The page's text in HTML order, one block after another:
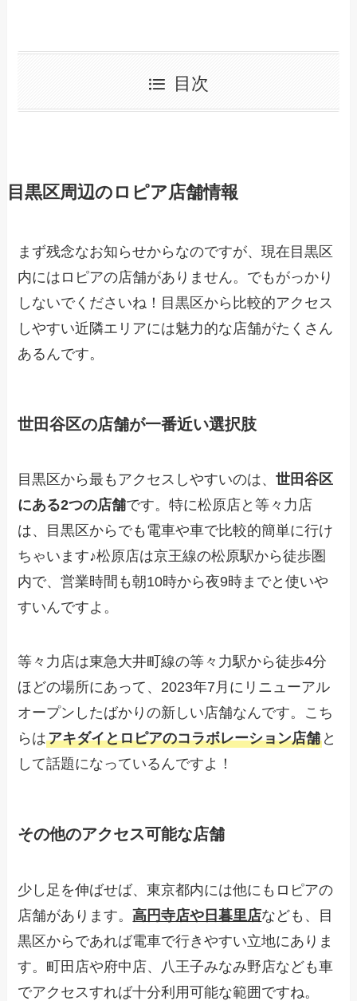
目次
目黒区周辺のロピア店舗情報
まず残念なお知らせからなのですが、現在目黒区
内にはロピアの店舗がありません。でもがっかり
しないでくださいね！目黒区から比較的アクセス
しやすい近隣エリアには魅力的な店舗がたくさん
あるんです。
世田谷区の店舗が一番近い選択肢
目黒区から最もアクセスしやすいのは、世田谷区
にある2つの店舗です。特に松原店と等々力店
は、目黒区からでも電車や車で比較的簡単に行け
ちゃいます♪松原店は京王線の松原駅から徒歩圏
内で、営業時間も朝10時から夜9時までと使いや
すいんですよ。
等々力店は東急大井町線の等々力駅から徒歩4分
ほどの場所にあって、2023年7月にリニューアル
オープンしたばかりの新しい店舗なんです。こち
らはアキダイとロピアのコラボレーション店舗 と
して話題になっているんですよ！
その他のアクセス可能な店舗
少し足を伸ばせば、東京都内には他にもロピアの
店舗があります。高円寺店や日暮里店なども、目
黒区からであれば電車で行きやすい立地にありま
す。町田店や府中店、八王子みなみ野店なども車
でアクセスすれば十分利用可能な範囲ですね。